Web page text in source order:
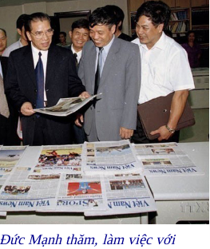
Mạnh thăm, làm việc với